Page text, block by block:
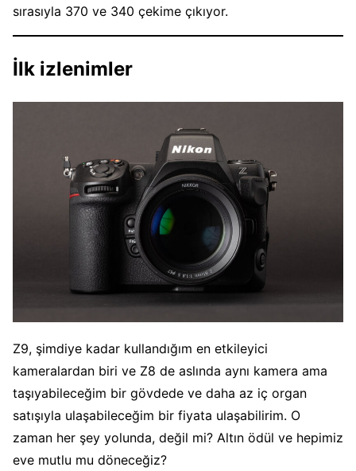
sırasıyla 370 ve 340 çekime çıkıyor.
İlk izlenimler
Z9, şimdiye kadar kullandığım en etkileyici
kameralardan biri ve Z8 de aslında aynı kamera ama
taşıyabileceğim bir gövdede ve daha az iç organ
satışıyla ulaşabileceğim bir fiyata ulaşabilirim. O
zaman her şey yolunda, değil mi? Altın ödül ve hepimiz
eve mutlu mu döneceğiz?